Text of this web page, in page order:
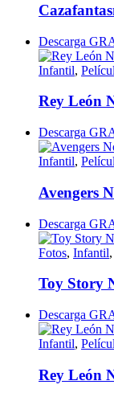
Descarga
Infantil,
Rey León
Descarga
Infantil,
Avengers
Descarga
Fotos, Infantil,
Toy Story
Descarga
Infantil,
Rey León